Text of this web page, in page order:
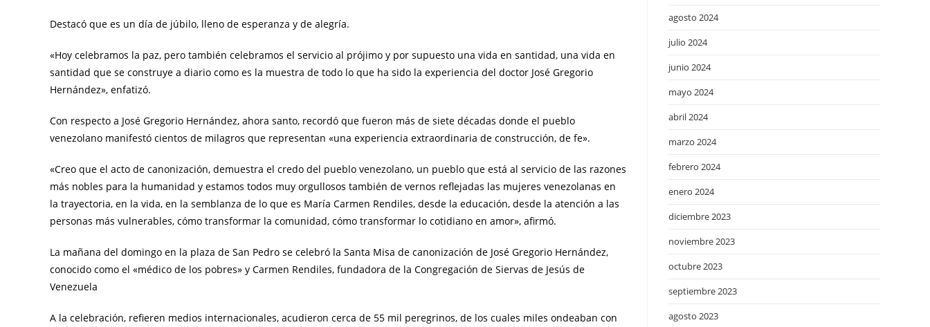
Destacó que es un día de júbilo, lleno de esperanza y de alegría.
«Hoy celebramos la paz, pero también celebramos el servicio al prójimo y por supuesto una vida en santidad, una vida en
santidad que se construye a diario como es la muestra de todo lo que ha sido la experiencia del doctor José Gregorio
Hernández», enfatizó.
Con respecto a José Gregorio Hernández, ahora santo, recordó que fueron más de siete décadas donde el pueblo
venezolano manifestó cientos de milagros que representan «una experiencia extraordinaria de construcción, de fe».
«Creo que el acto de canonización, demuestra el credo del pueblo venezolano, un pueblo que está al servicio de las razones
más nobles para la humanidad y estamos todos muy orgullosos también de vernos reflejadas las mujeres venezolanas en
la trayectoria, en la vida, en la semblanza de lo que es María Carmen Rendiles, desde la educación, desde la atención a las
personas más vulnerables, cómo transformar la comunidad, cómo transformar lo cotidiano en amor», afirmó.
La mañana del domingo en la plaza de San Pedro se celebró la Santa Misa de canonización de José Gregorio Hernández,
conocido como el «médico de los pobres» y Carmen Rendiles, fundadora de la Congregación de Siervas de Jesús de
Venezuela
A la celebración, refieren medios internacionales, acudieron cerca de 55 mil peregrinos, de los cuales miles ondeaban con
agosto 2024
julio 2024
junio 2024
mayo 2024
abril 2024
marzo 2024
febrero 2024
enero 2024
diciembre 2023
noviembre 2023
octubre 2023
septiembre 2023
agosto 2023